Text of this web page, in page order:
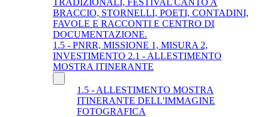
BRACCIO, STORNELLI, POETI, CONTADINI,
FAVOLE E RACCONTI E CENTRO DI
DOCUMENTAZIONE.
1.5 - PNRR, MISSIONE 1, MISURA 2,
INVESTIMENTO 2.1 - ALLESTIMENTO
MOSTRA ITINERANTE
1.5 - ALLESTIMENTO MOSTRA
ITINERANTE DELL'IMMAGINE
FOTOGRAFICA